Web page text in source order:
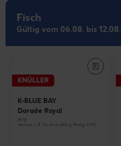
Fisch
Gültig vom 06.08. bis 12.08.
KNÜLLER
K-BLUE BAY
Dorade Royal
je kg
(entspr. z. B. für eine 450-g-Packg. 4.99)